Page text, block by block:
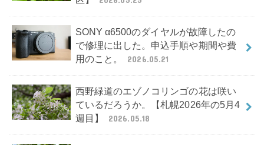
SONY α6500のダイヤルが故障したの
で修理に出した。申込手順や期間や費
用のこと。
2026.05.21
西野緑道のエゾノコリンゴの花は咲い
ているだろうか。【札幌2026年の5月4
週目】
2026.05.18